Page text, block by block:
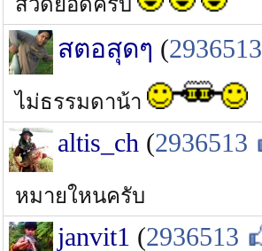
สตอสุดๆ (2936513
ไม่ธรรมดาน้า
altis_ch (2936513
หมายใหนครับ
janvit1 (2936513